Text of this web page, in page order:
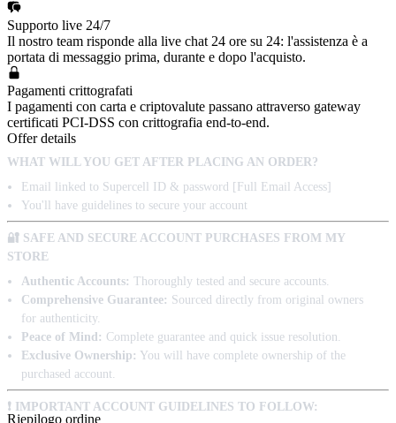
Supporto live 24/7
Il nostro team risponde alla live chat 24 ore su 24: l'assistenza è a
portata di messaggio prima, durante e dopo l'acquisto.
Pagamenti crittografati
I pagamenti con carta e criptovalute passano attraverso gateway
certificati PCI-DSS con crittografia end-to-end.
Offer details
WHAT WILL YOU GET AFTER PLACING AN ORDER?
Email linked to Supercell ID & password [Full Email Access]
You'll have guidelines to secure your account
🔐 SAFE AND SECURE ACCOUNT PURCHASES FROM MY
STORE
Authentic Accounts: Thoroughly tested and secure accounts.
Comprehensive Guarantee: Sourced directly from original owners
for authenticity.
Peace of Mind: Complete guarantee and quick issue resolution.
Exclusive Ownership: You will have complete ownership of the
purchased account.
❗ IMPORTANT ACCOUNT GUIDELINES TO FOLLOW:
Riepilogo ordine